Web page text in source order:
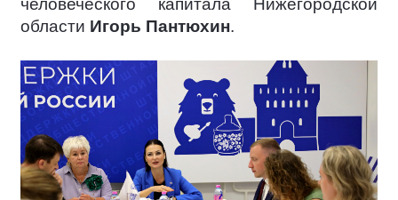
человеческого капитала Нижегородской
области Игорь Пантюхин.